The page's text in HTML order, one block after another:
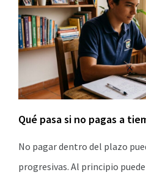
Qué pasa si no pagas a
No pagar dentro del plazo
progresivas. Al principio